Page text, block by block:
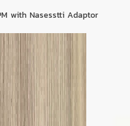
with Nasesstti Adaptor